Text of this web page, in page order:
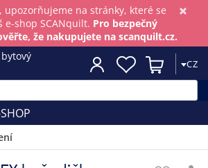
×
upozorňujeme na stránky, které se
e-shop SCANquilt. Pro bezpečný
že nakupujete na scanquilt.cz.
CZ